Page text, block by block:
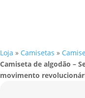
Loja » Camisetas »
Camiseta de algodão –
movimento